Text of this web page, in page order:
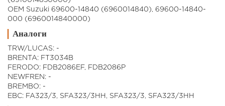
OEM Suzuki 69600-14840 (6960014840), 69600-14840-
000 (6960014840000)
Аналоги
TRW/LUCAS: -
BRENTA: FT3034B
FERODO: FDB2086EF, FDB2086P
NEWFREN: -
BREMBO: -
EBC: FA323/3, SFA323/3HH, SFA323/3, SFA323/3HH